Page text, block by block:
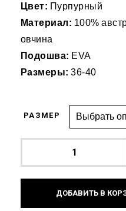
Цвет: Пурпурный
Материал: 100%
овчина
Подошва: EVA
Размеры:36-40
РАЗМЕР
ДОБАВИТЬ В